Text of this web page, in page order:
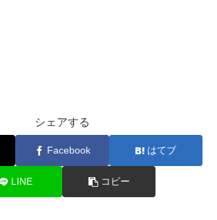
シェアする
Facebook はてブ
LINE コピー